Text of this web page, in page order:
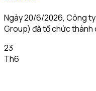
Ngày 20/6/2026, Công
Group) đã tổ chức thành
23
Th6